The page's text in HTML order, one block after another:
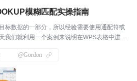
模糊匹配实操指南
标数据的一部分，所以经验需要使用通配符或
我们就利用一个案例来说明在WPS表格中进行
这张表，...
@Gordon